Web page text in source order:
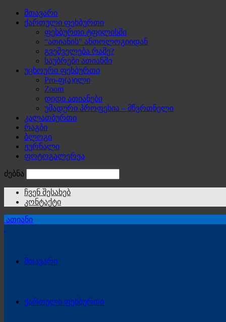
მთავარი
ქართული ფეხბურთი
ფეხბურთი ტფილისში
“ათიანის” ანთოლოგიიდან
გვეშველება რამე?
საუბრები ათიანში
უცხოური ფეხბურთი
Pro-ფ(ა)ილი
Zoom
დიდი ათიანები
უმადური პროფესია – მწვრთნელი
კალათბურთი
რაგბი
ბლოგი
ჟურნალი
ფოტოგალერეა
ძებნა
ჩვენ შესახებ
კონტაქტი
ათიანი
მთავარი
ქართული ფეხბურთი